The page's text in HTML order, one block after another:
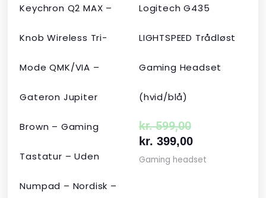
Keychron Q2 MAX –
Knob Wireless Tri-
Mode QMK/VIA –
Gateron Jupiter
Brown – Gaming
Tastatur – Uden
Numpad – Nordisk –
Logitech G435
LIGHTSPEED Trådløst
Gaming Headset
(hvid/blå)
kr.599,00
kr. 399,00
Gaming headset